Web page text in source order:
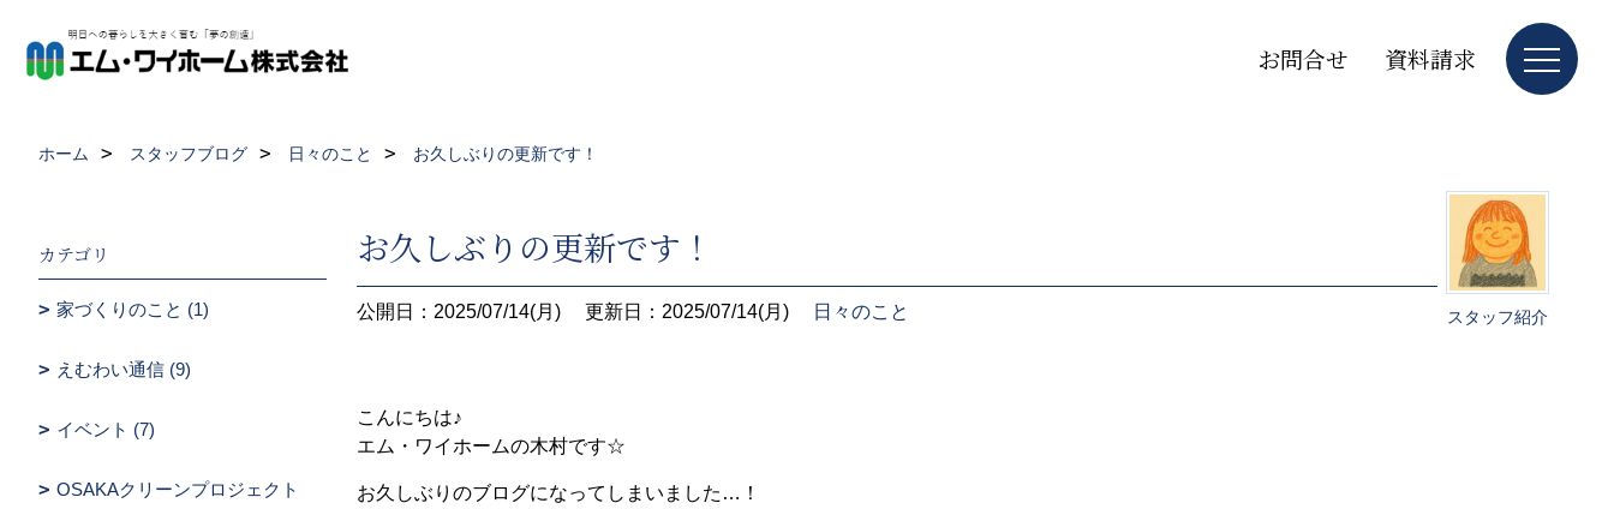
お問合せ 資料請求
ホーム スタッフブログ 日々のこと お久しぶりの更新です！
スタッフ紹介
お久しぶりの更新です！
公開日：2025/07/14(月) 更新日：2025/07/14(月) 日々のこと
こんにちは♪
エム・ワイホームの木村です☆
お久しぶりのブログになってしまいました…！
カテゴリ
家づくりのこと (1)
えむわい通信 (9)
イベント (7)
OSAKAクリーンプロジェクト